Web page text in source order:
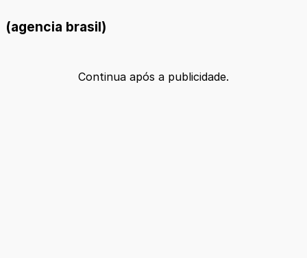
(agencia brasil)
Continua após a publicidade.